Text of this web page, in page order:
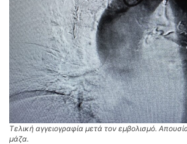
Τελική αγγειογραφία μετά τον εμβολισμό.
μάζα.